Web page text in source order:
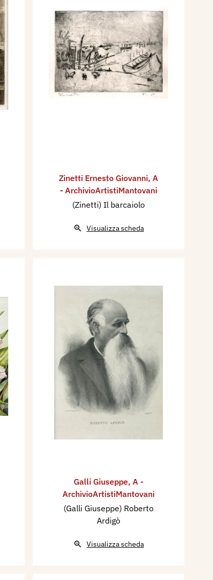
Zinetti Ernesto Giovanni, A
- ArchivioArtistiMantovani
(Zinetti) Il barcaiolo
Visualizza scheda
Galli Giuseppe, A -
ArchivioArtistiMantovani
(Galli Giuseppe) Roberto
Ardigò
Visualizza scheda